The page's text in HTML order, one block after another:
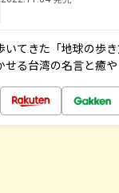
いてきた「地球の歩
せる台湾の名言と癒